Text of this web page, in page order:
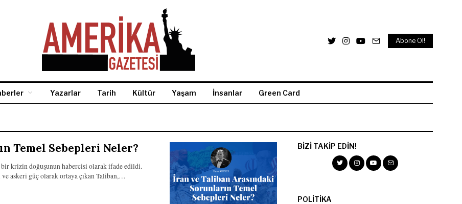
Abone Ol!
Yazarlar Tarih Kültür Yaşam İnsanlar Green Card
Temel Sebepleri Neler?
bir krizin doğuşunun habercisi olarak ifade edildi.
askeri güç olarak ortaya çıkan Taliban,…
BIZI TAKIP EDIN!
POLITIKA